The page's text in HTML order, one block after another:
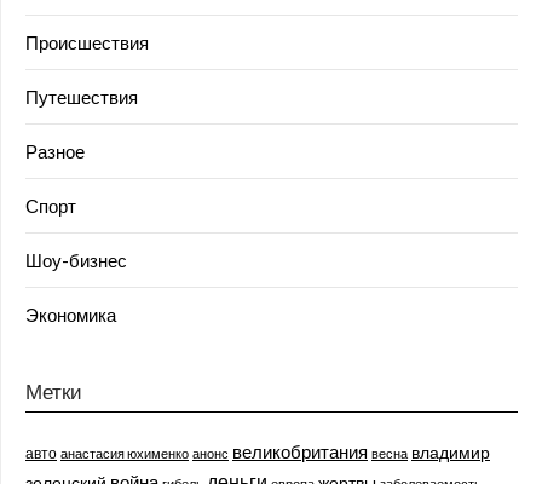
Происшествия
Путешествия
Разное
Спорт
Шоу-бизнес
Экономика
Метки
авто анастасия юхименко анонс великобритания весна владимир